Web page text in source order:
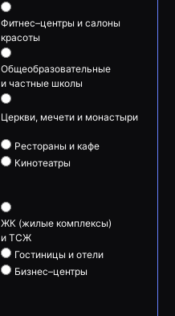
Фитнес–центры и салоны
красоты
Общеобразовательные
и частные школы
Церкви, мечети и монастыри
Рестораны и кафе
Кинотеатры
ЖК (жилые комплексы)
и ТСЖ
Гостиницы и отели
Бизнес–центры